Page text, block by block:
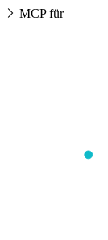
MCP für